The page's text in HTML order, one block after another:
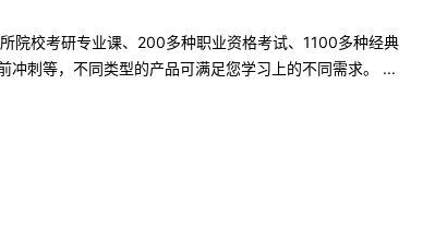
院校考研专业课、200多种职业资格考试、1100多种经典
刺等，不同类型的产品可满足您学习上的不同需求。 ...